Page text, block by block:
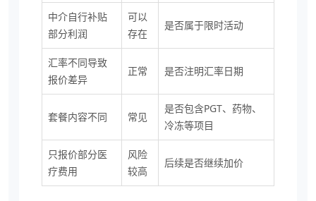
中介自行补贴
部分利润
可以
存在
是否属于限时活动
汇率不同导致
报价差异
正常 是否注明汇率日期
套餐内容不同 常见
是否包含PGT、药物、
冷冻等项目
只报价部分医
疗费用
风险
较高
后续是否继续加价